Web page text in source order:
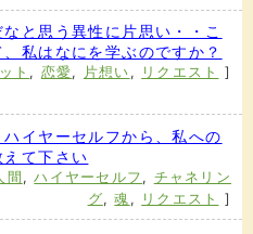
なと思う異性に片思い・・こ
私はなにを学ぶのですか？
ト , 恋愛, 片想い , リクエスト ]
ハイヤーセルフから、私への
えて下さい
間 ,ハイヤーセルフ , チャネリン
グ,魂 , リクエスト ]